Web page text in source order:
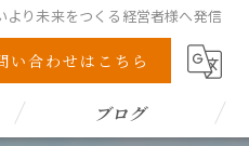
り未来をつくる経営者様へ発信
い合わせはこちら
ブログ